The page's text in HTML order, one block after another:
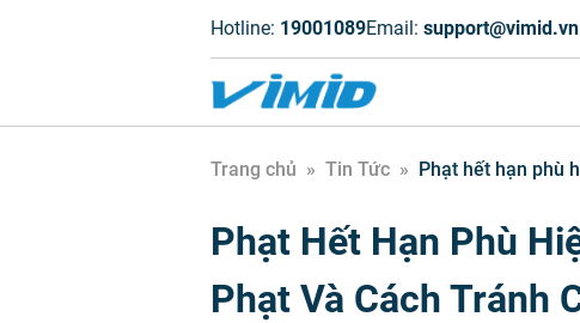
Hotline: 19001089Email: support@vimid.vn
Trang chủ » Tin Tức » Phạt hết hạn phù
Phạt Hết Hạn Phù
Phạt Và Cách Tránh